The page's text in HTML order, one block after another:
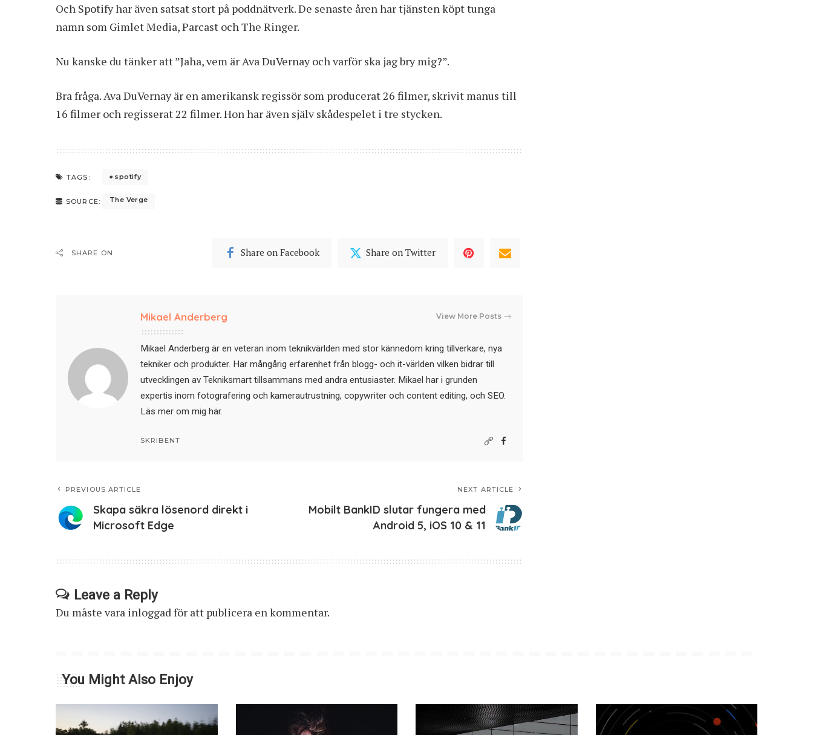
Och Spotify har även satsat stort på poddnätverk. De senaste åren har tjänsten köpt tunga
namn som Gimlet Media, Parcast och The Ringer.
Nu kanske du tänker att ”Jaha, vem är Ava DuVernay och varför ska jag bry mig?”.
Bra fråga. Ava DuVernay är en amerikansk regissör som producerat 26 filmer, skrivit manus till
16 filmer och regisserat 22 filmer. Hon har även själv skådespelet i tre stycken.
TAGS: spotify
SOURCE: The Verge
SHARE ON Share on Facebook Share on Twitter
Mikael Anderberg View More Posts
Mikael Anderberg är en veteran inom teknikvärlden med stor kännedom kring tillverkare, nya
tekniker och produkter. Har mångårig erfarenhet från blogg- och it-världen vilken bidrar till
utvecklingen av Tekniksmart tillsammans med andra entusiaster. Mikael har i grunden
expertis inom fotografering och kamerautrustning, copywriter och content editing, och SEO.
Läs mer om mig här.
SKRIBENT
PREVIOUS ARTICLE
Skapa säkra lösenord direkt i
Microsoft Edge
NEXT ARTICLE
Mobilt BankID slutar fungera med
Android 5, iOS 10 & 11
Leave a Reply
Du måste vara inloggadför att publicera en kommentar.
You Might Also Enjoy